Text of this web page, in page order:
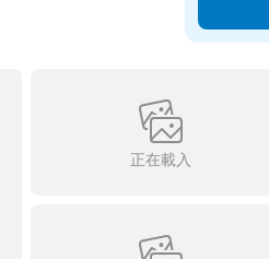
正在載入